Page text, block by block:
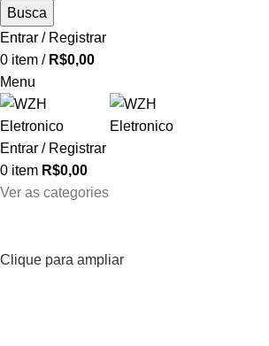
Busca
Entrar / Registrar
0 item / R$0,00
Menu
Entrar / Registrar
0 item R$0,00
Ver as categories
Clique para ampliar